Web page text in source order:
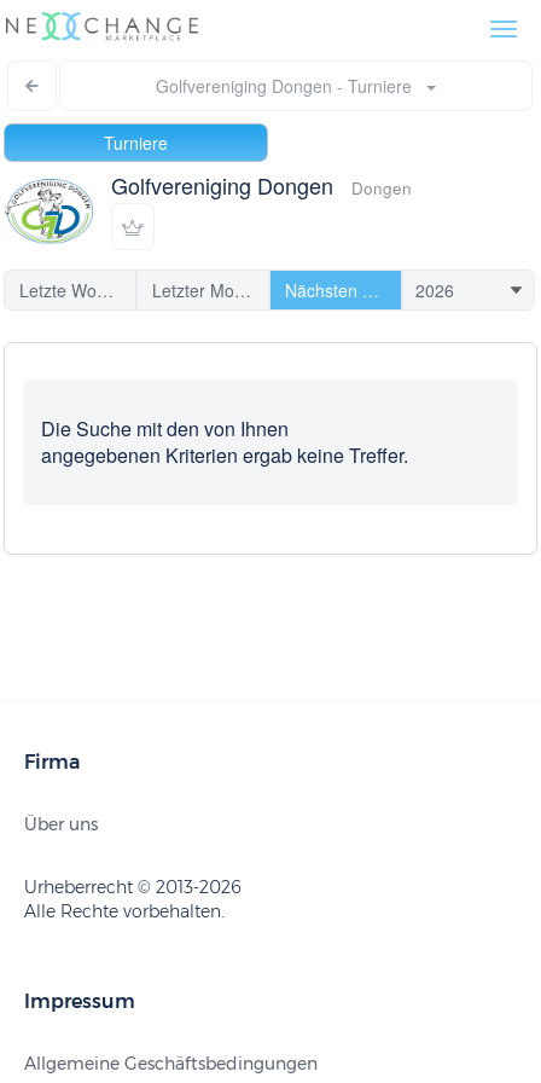
Golfvereniging Dongen - Turniere
Turniere
Golfvereniging Dongen Dongen
Letzte Woche Letzter Monat Nächsten Turniere
Die Suche mit den von Ihnen
angegebenen Kriterien ergab keine Treffer.
Firma
Über uns
Urheberrecht © 2013-2026
Alle Rechte vorbehalten.
Impressum
Allgemeine Geschäftsbedingungen